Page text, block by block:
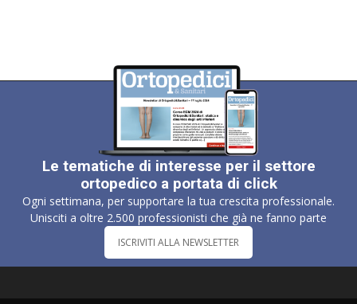
Le tematiche di interesse per il settore
ortopedico a portata di click
Ogni settimana, per supportare la tua crescita professionale.
Unisciti a oltre 2.500 professionisti che già ne fanno parte
ISCRIVITI ALLA NEWSLETTER